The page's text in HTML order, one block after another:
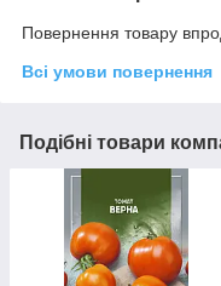
Повернення товару
Всі умови повернення
Подібні товари